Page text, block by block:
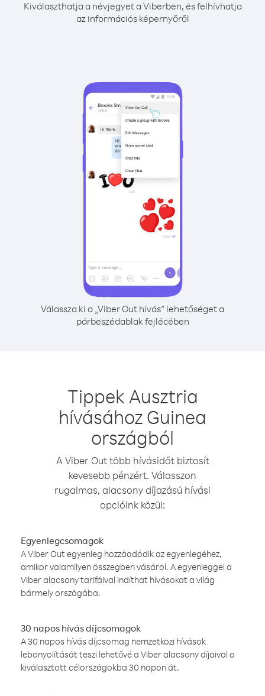
Kiválaszthatja a névjegyet a Viberben, és felhívhatja
az információs képernyőről
Válassza ki a „Viber Out hívás” lehetőséget a
párbeszédablak fejlécében
Tippek Ausztria
hívásához Guinea
országból
A Viber Out több hívásidőt biztosít
kevesebb pénzért. Válasszon
rugalmas, alacsony díjazású hívási
opcióink közül:
Egyenlegcsomagok
A Viber Out egyenleg hozzáadódik az egyenlegéhez,
amikor valamilyen összegben vásárol. A egyenleggel a
Viber alacsony tarifáival indíthat hívásokat a világ
bármely országába.
30 napos hívás díjcsomagok
A 30 napos hívás díjcsomag nemzetközi hívások
lebonyolítását teszi lehetővé a Viber alacsony díjaival a
kiválasztott célországokba 30 napon át.